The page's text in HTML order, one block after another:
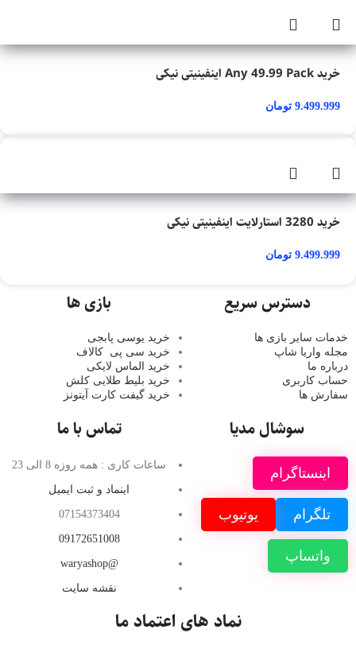
خرید Any 49.99 Pack اینفینیتی نیکی
9.499.999 تومان
خرید 3280 استارلایت اینفینیتی نیکی
9.499.999 تومان
دسترس سریع
خدمات سایر بازی ها
مجله واریا شاپ
درباره ما
حساب کاربری
سفارش ها
بازی ها
خرید یوسی پابجی
خرید سی پی کالاف
خرید الماس لایکی
خرید بلیط طلایی کلش
خرید گیفت کارت آیتونز
سوشال مدیا
اینستاگرام
تلگرام یوتیوب
واتساپ
تماس با ما
ساعات کاری : همه روزه 8 الی 23
اینماد و ثبت ایمیل
07154373404
09172651008
@waryashop
نقشه سایت
نماد های اعتماد ما